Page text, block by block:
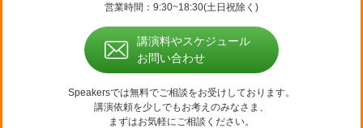
営業時間：9:30~18:30(土日祝除く)
講演料やスケジュール
お問い合わせ
Speakersでは無料でご相談をお受けしております。
講演依頼を少しでもお考えのみなさま、
まずはお気軽にご相談ください。